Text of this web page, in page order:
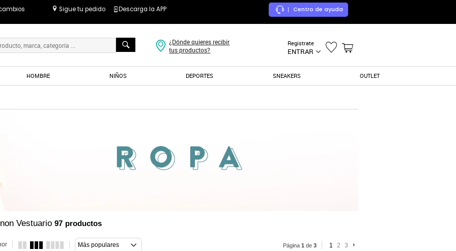
Sigue tu pedido Descarga la APP | Centro de ayuda
Registrate
ENTRAR
¿Dónde quieres recibir
tus productos?
HOMBRE NIÑOS DEPORTES SNEAKERS OUTLET
Vestuario97 productos
Más populares Página 1 de 3 1 2 3